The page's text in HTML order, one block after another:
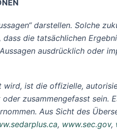
darstellen. Solche
die tatsächlichen
ausdrücklich oder
ist die offizielle,
zusammengefasst
Aus Sicht des
, www.sec.gov,